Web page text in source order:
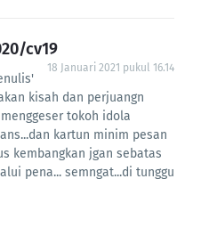
cv19
18 Januari 2021 pukul 16.14
kisah dan perjuangn
tokoh idola
kartun minim pesan
kembangkan jgan sebatas
pena... semngat...di tunggu